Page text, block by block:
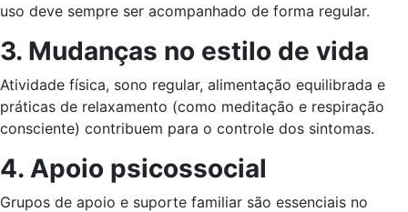
uso deve sempre ser acompanhado de forma regular.
3. Mudanças no estilo de vida
Atividade física, sono regular, alimentação equilibrada e
práticas de relaxamento (como meditação e respiração
consciente) contribuem para o controle dos sintomas.
4. Apoio psicossocial
Grupos de apoio e suporte familiar são essenciais no